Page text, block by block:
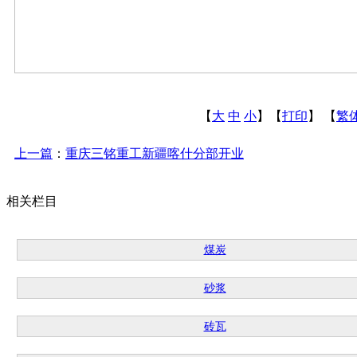
【 大 中 小】【打印 】 【繁
上一篇 ： 重庆三铭重工新疆喀什分部开业
相关栏目
煤炭
砂浆
砖瓦